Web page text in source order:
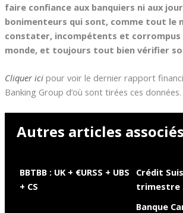
faire confiance aux banquiers ni aux
bonimenteurs qui sont, comme tout le
constater, incompétents et
monde, et toujours tout bien vérifier
Cliquer icipour voir le dernier rapport
Banking Group d’où sont tirées ces données.
Autres articles associés
BBTBB : UK + €URSS + UBS
+ CS
Crédit
trimestre
Banque